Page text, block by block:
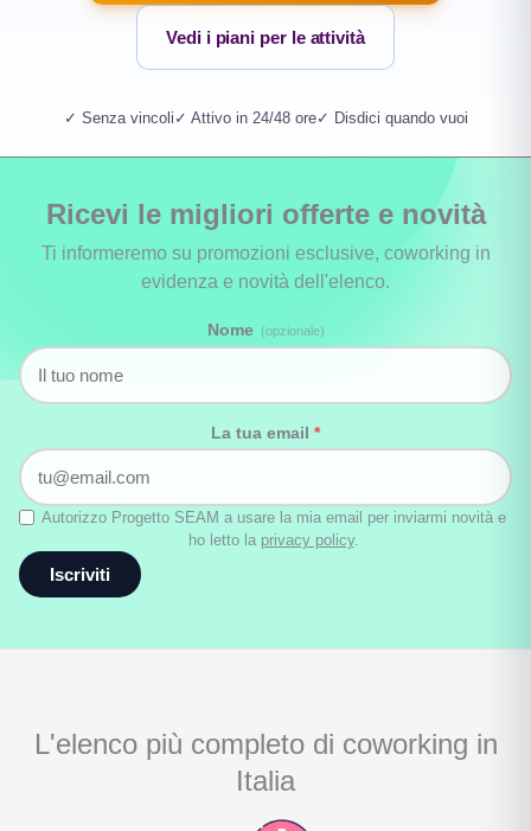
Vedi i piani per le attività
✓ Senza vincoli ✓ Attivo in 24/48 ore✓ Disdici quando vuoi
Ricevi le migliori offerte e novità
Ti informeremo su promozioni esclusive, coworking in
evidenza e novità dell'elenco.
Nome (opzionale)
La tua email *
Autorizzo Progetto SEAM a usare la mia email per inviarmi novità e
ho letto la privacy policy.
Iscriviti
L'elenco più completo di coworking in
Italia